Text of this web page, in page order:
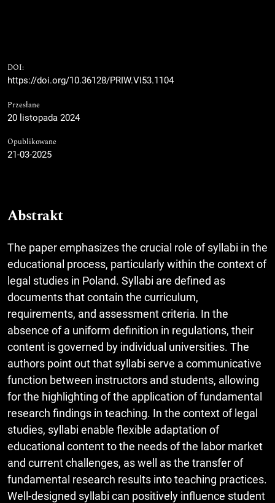
DOI:
https://doi.org/10.36128/PRIW.VI53.1104
Przesłane
20 listopada 2024
Opublikowane
21-03-2025
Abstrakt
The paper emphasizes the crucial role of syllabi in the
educational process, particularly within the context of
legal studies in Poland. Syllabi are defined as
documents that contain the curriculum,
requirements, and assessment criteria. In the
absence of a uniform definition in regulations, their
content is governed by individual universities. The
authors point out that syllabi serve a communicative
function between instructors and students, allowing
for the highlighting of the application of fundamental
research findings in teaching. In the context of legal
studies, syllabi enable flexible adaptation of
educational content to the needs of the labor market
and current challenges, as well as the transfer of
fundamental research results into teaching practices.
Well-designed syllabi can positively influence student